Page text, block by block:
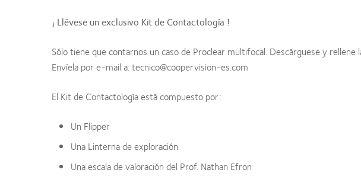
¡ Llévese un exclusivo Kit de Contactología !
Sólo tiene que contarnos un caso de Proclear multifocal. Descárguese y rellene
Envíela por e-mail a: tecnico@coopervision-es.com
El Kit de Contactología está compuesto por:
Un Flipper
Una Linterna de exploración
Una escala de valoración del Prof. Nathan Efron